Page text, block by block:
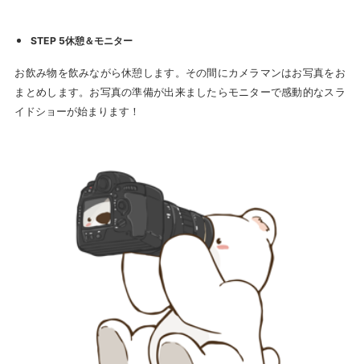
STEP 5休憩＆モニター
お飲み物を飲みながら休憩します。その間にカメラマンはお写真をお
まとめします。お写真の準備が出来ましたらモニターで感動的なスラ
イドショーが始まります！